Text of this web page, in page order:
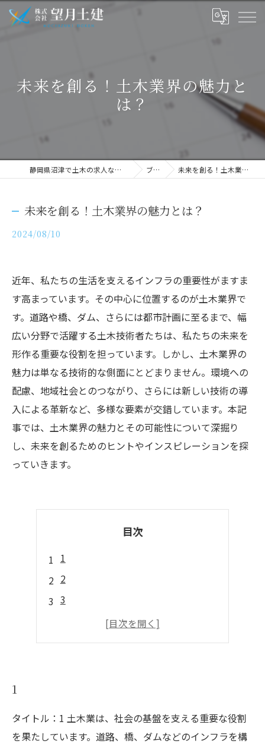
未来を創る！土木業界の魅力と
は？
静岡県沼津で土木の求人なら株式会社望月土建 ブログ 未来を創る！土木業界の魅力とは？
未来を創る！土木業界の魅力とは？
2024/08/10
近年、私たちの生活を支えるインフラの重要性がますま
す高まっています。その中心に位置するのが土木業界で
す。道路や橋、ダム、さらには都市計画に至るまで、幅
広い分野で活躍する土木技術者たちは、私たちの未来を
形作る重要な役割を担っています。しかし、土木業界の
魅力は単なる技術的な側面にとどまりません。環境への
配慮、地域社会とのつながり、さらには新しい技術の導
入による革新など、多様な要素が交錯しています。本記
事では、土木業界の魅力とその可能性について深掘り
し、未来を創るためのヒントやインスピレーションを探
っていきます。
目次
1
2
3
5
1
タイトル：1 土木業は、社会の基盤を支える重要な役割
を果たしています。道路、橋、ダムなどのインフラを構